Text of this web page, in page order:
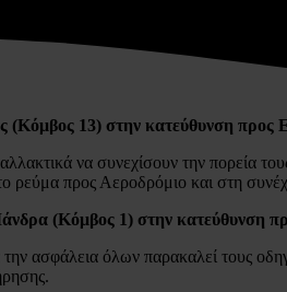
(Kόμβος 13) στην κατεύθυνση προς
να συνεχίσουν την
ρεύμα προς Αεροδρόμιο και στη
(Κόμβος 1) στην κατεύθυνση
ασφάλεια όλων παρακαλεί τους